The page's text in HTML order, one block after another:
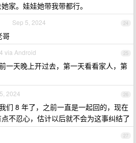
家。娃娃她带我带都行。
24
Sep 5, 2024
哥
25
via Android
一天晚上开过去，第一天看看家人，第
26
2024
们 8 年了，之前一直是一起回的，现在
不忍心，估计以后就不会为这事纠结了
27